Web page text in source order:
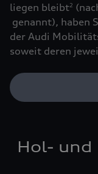
liegen bleibt2
genannt), haben
der Audi
soweit deren
Hol- und